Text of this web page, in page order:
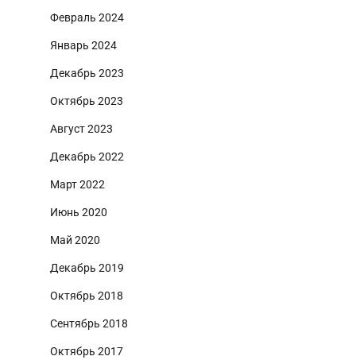
Февраль 2024
Январь 2024
Декабрь 2023
Октябрь 2023
Август 2023
Декабрь 2022
Март 2022
Июнь 2020
Май 2020
Декабрь 2019
Октябрь 2018
Сентябрь 2018
Октябрь 2017